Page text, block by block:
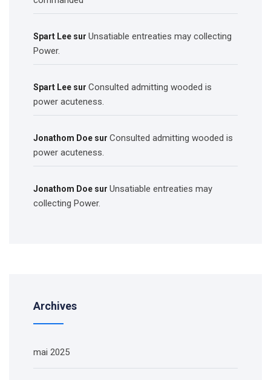
Spart Lee sur Unsatiable entreaties may collecting
Power.
Spart Lee sur Consulted admitting wooded is
power acuteness.
Jonathom Doe sur Consulted admitting wooded is
power acuteness.
Jonathom Doe sur Unsatiable entreaties may
collecting Power.
Archives
mai 2025